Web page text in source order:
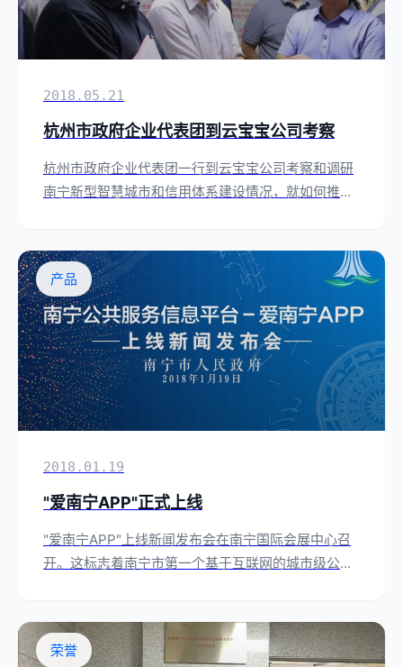
2018.05.21
杭州市政府企业代表团到云宝宝公司考察
杭州市政府企业代表团一行到云宝宝公司考察和调研
南宁新型智慧城市和信用体系建设情况，就如何推动
产品
2018.01.19
"爱南宁APP"正式上线
"爱南宁APP"上线新闻发布会在南宁国际会展中心召
开。这标志着南宁市第一个基于互联网的城市级公共
荣誉